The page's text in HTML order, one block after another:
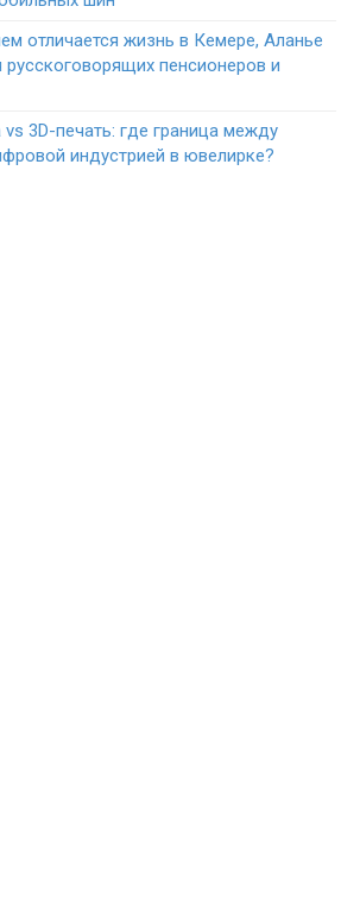
отличается жизнь в Кемере, Аланье
пенсионеров и
vs 3D-печать: где граница между
индустрией в ювелирке?